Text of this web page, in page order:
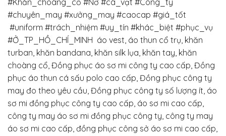
#Khăn_choàng_cổ #Nơ #cà_vạt #Công_ty
#chuyên_may #xưởng_may #caocap #giá_tốt
#uniform #trách_nhiệm #uy_tín #khác_biệt #phục_vụ
#Ở_TP_HỒ_CHÍ_MINH áo vest, áo thun cổ trụ, khăn
turban, khăn bandana, khăn silk lụa, khăn tay, khăn
choàng cổ, Đồng phục áo sơ mi công ty cao cấp, Đồng
phục áo thun cá sấu polo cao cấp, Đồng phục công ty
may đo theo yêu cầu, Đồng phục công ty số lượng ít, áo
sơ mi đồng phục công ty cao cấp, áo sơ mi cao cấp,
công ty may áo sơ mi đồng phục công ty, công ty may
áo sơ mi cao cấp, đồng phục công sở áo sơ mi cao cấp,